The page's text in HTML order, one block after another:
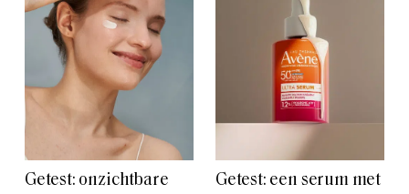
Getest: onzichtbare
Getest: een serum met